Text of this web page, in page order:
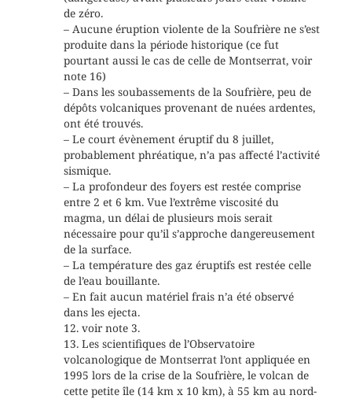
de zéro.
– Aucune éruption violente de la Soufrière ne s’est
produite dans la période historique (ce fut
pourtant aussi le cas de celle de Montserrat, voir
note 16)
– Dans les soubassements de la Soufrière, peu de
dépôts volcaniques provenant de nuées ardentes,
ont été trouvés.
– Le court évènement éruptif du 8 juillet,
probablement phréatique, n’a pas affecté l’activité
sismique.
– La profondeur des foyers est restée comprise
entre 2 et 6 km. Vue l’extrême viscosité du
magma, un délai de plusieurs mois serait
nécessaire pour qu’il s’approche dangereusement
de la surface.
– La température des gaz éruptifs est restée celle
de l’eau bouillante.
– En fait aucun matériel frais n’a été observé
dans les ejecta.
12. voir note 3.
13. Les scientifiques de l’Observatoire
volcanologique de Montserrat l’ont appliquée en
1995 lors de la crise de la Soufrière, le volcan de
cette petite île (14 km x 10 km), à 55 km au nord-